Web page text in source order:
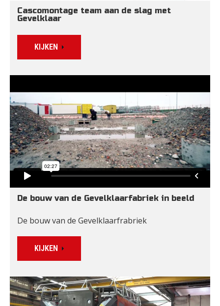
Cascomontage team aan de slag met
Gevelklaar
KIJKEN
De bouw van de Gevelklaarfabriek in beeld
De bouw van de Gevelklaarfrabriek
KIJKEN